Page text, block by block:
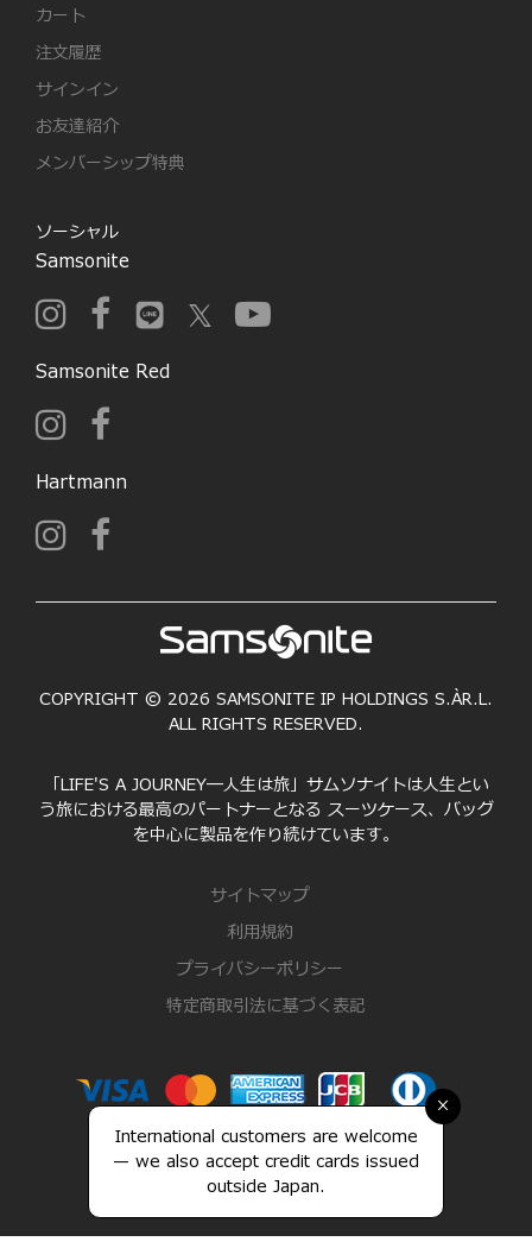
×
International customers are welcome
— we also accept credit cards issued
outside Japan.
カート
注文履歴
サインイン
お友達紹介
メンバーシップ特典
ソーシャル
Samsonite
Samsonite Red
Hartmann
COPYRIGHT © 2026 SAMSONITE IP HOLDINGS S.ÀR.L.
ALL RIGHTS RESERVED.
「LIFE'S A JOURNEY―人生は旅」サムソナイトは人生とい
う旅における最高のパートナーとなる スーツケース、バッグ
を中心に製品を作り続けています。
サイトマップ
利用規約
プライバシーポリシー
特定商取引法に基づく表記